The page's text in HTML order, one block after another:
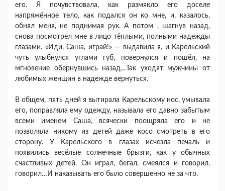
его. Я почувствовала, как размякло его доселе
напряжённое тело, как подался он ко мне, и, казалось,
обнял меня, не поднимая рук. А потом , шагнув назад,
снова посмотрел мне в лицо тёплыми, полными надежды
глазами. «Иди, Саша, играй!» — выдавила я, и Карельский
чуть улыбнулся углами губ, повернулся и пошёл, на
мгновение обернувшись назад…Так уходят мужчины от
любимых женщин в надежде вернуться.
В общем, пять дней я вытирала Карельскому нос, умывала
его, поправляла ему одежду, называла его давно забытым
всеми именем Саша, всячески поощряла его и не
позволяла никому из детей даже косо смотреть в его
сторону. У Карельского в глазах исчезла печаль и
появились весёлые солнечные брызги, как у обычных
счастливых детей. Он играл, бегал, смеялся и говорил,
говорил…И наказывать его было совершенно не за что.